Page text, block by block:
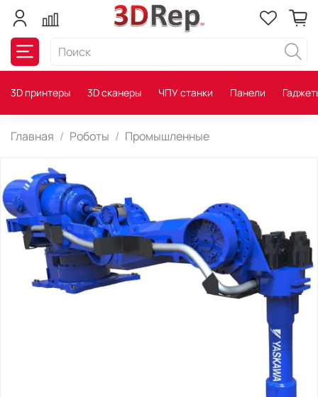
3D принтеры 3D сканеры ЧПУ станки Панели
Главная Роботы Промышленные